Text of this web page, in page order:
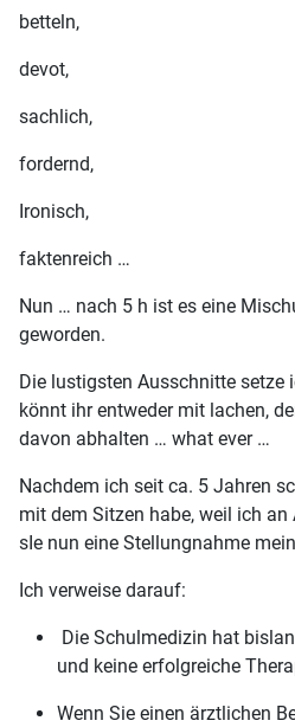
betteln,
devot,
sachlich,
fordernd,
Ironisch,
faktenreich …
Nun … nach 5 h ist es eine
geworden.
Die lustigsten Ausschnitte setze
könnt ihr entweder mit lachen,
davon abhalten … what ever …
Nachdem ich seit ca. 5 Jahren
mit dem Sitzen habe, weil ich an
sIe nun eine Stellungnahme
Ich verweise darauf:
Die Schulmedizin hat
und keine erfolgreiche
Wenn Sie einen ärztlichen